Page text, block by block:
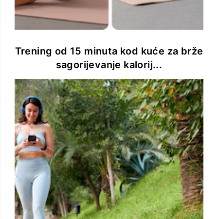
Trening od 15 minuta kod kuće za brže
sagorijevanje kalorij...